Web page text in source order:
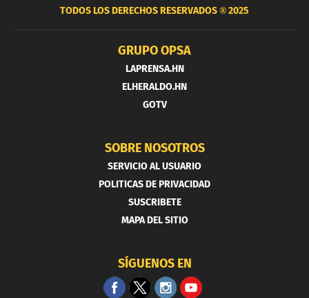
TODOS LOS DERECHOS RESERVADOS ®2025
GRUPO OPSA
LAPRENSA.HN
ELHERALDO.HN
GOTV
SOBRE NOSOTROS
SERVICIO AL USUARIO
POLITICAS DE PRIVACIDAD
SUSCRIBETE
MAPA DEL SITIO
SÍGUENOS EN